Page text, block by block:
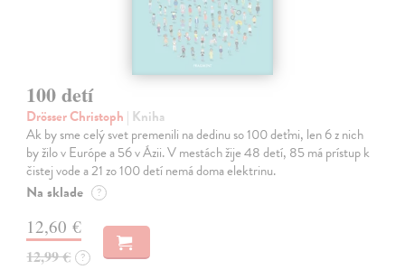
100 detí
Drösser Christoph | Kniha
Ak by sme celý svet premenili na dedinu so 100 deťmi, len 6 z nich
by žilo v Európe a 56 v Ázii. V mestách žije 48 detí, 85 má prístup k
čistej vode a 21 zo 100 detí nemá doma elektrinu.
Na sklade ?
12,60 €
12,99 € ?